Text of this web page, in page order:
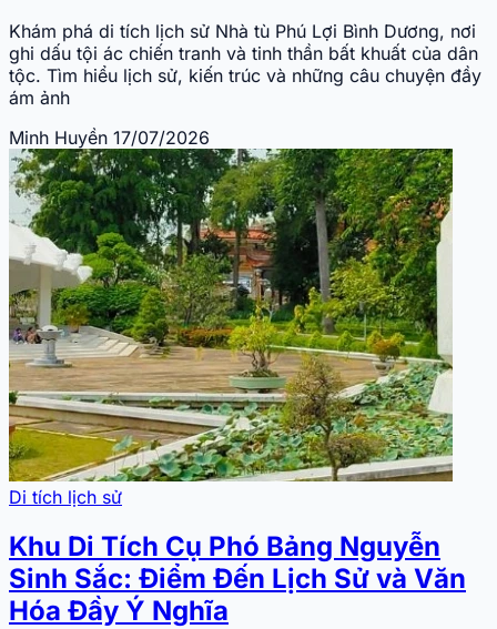
Khám phá di tích lịch sử Nhà tù Phú Lợi Bình Dương, nơi
ghi dấu tội ác chiến tranh và tinh thần bất khuất của dân
tộc. Tìm hiểu lịch sử, kiến trúc và những câu chuyện đầy
ám ảnh
Minh Huyền 17/07/2026
Di tích lịch sử
Khu Di Tích Cụ Phó Bảng Nguyễn
Sinh Sắc: Điểm Đến Lịch Sử và Văn
Hóa Đầy Ý Nghĩa